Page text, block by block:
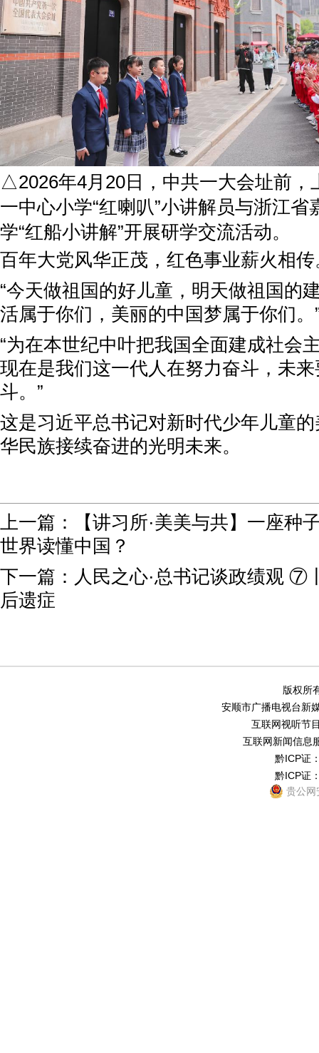
△2026年4月20日，中共一大会址前，
一中心小学“红喇叭”小讲解员与浙江省
学“红船小讲解”开展研学交流活动。
百年大党风华正茂，红色事业薪火相传
“今天做祖国的好儿童，明天做祖国的
活属于你们，美丽的中国梦属于你们。
“为在本世纪中叶把我国全面建成社会
现在是我们这一代人在努力奋斗，未
斗。”
这是习近平总书记对新时代少年儿童
华民族接续奋进的光明未来。
上一篇：
【讲习所·美美与共】一座种
世界读懂中国？
下一篇： 人民之心·总书记谈政绩观 ⑦
后遗症
版权所
安顺市广播电视台新
互联网视听节
互联网新闻信息
黔ICP证
黔ICP证
贵公